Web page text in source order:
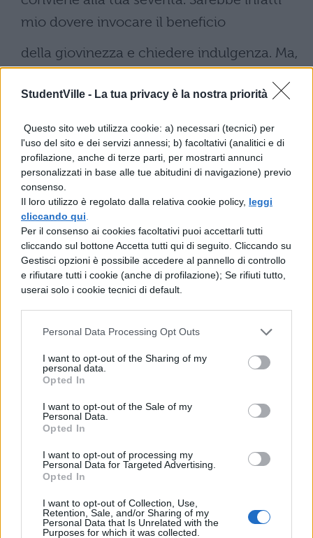
StudentVille - La tua privacy è la nostra priorità
Questo sito web utilizza cookie: a) necessari (tecnici) per
l'uso del sito e dei servizi annessi; b) facoltativi (analitici e di
profilazione, anche di terze parti, per mostrarti annunci
personalizzati in base alle tue abitudini di navigazione) previo
consenso.
Il loro utilizzo è regolato dalla relativa cookie policy, leggi
cliccando qui
Per il consenso ai cookies facoltativi puoi accettarli tutti
cliccando sul bottone Accetta tutti qui di seguito. Cliccando su
Gestisci opzioni è possibile accedere al pannello di controllo
e rifiutare tutti i cookie (anche di profilazione); Se rifiuti tutto,
userai solo i cookie tecnici di default.
Personal Data Processing Opt Outs
I want to opt-out of the Sharing of my
personal data.
Opted In
I want to opt-out of the Sale of my
Personal Data.
Opted In
I want to opt-out of processing my
Personal Data for Targeted Advertising.
Opted In
I want to opt-out of Collection, Use,
Retention, Sale, and/or Sharing of my
Personal Data that Is Unrelated with the
Purposes for which it was collected.
mio dovere invocare il beneficio
della giovinezza e chiedere indulgenza. Ma,
niente delle scappatoie dell'età,
rinuncio ai diritti concessi a tutti; chiedo
soltanto che, se in questi tempi l'ostilità che
vedo essere grande contro i
debiti, la sfacciataggine, la corruzione dei
giovani, è comune, tuttavia fate in modo
che non lo nuocciano le colpe degli
altri, i vizi dell'età e dei nostri tempi. Ed io
disposto a rispondere con grandissimo
impegno alle accuse che sono state rivolte
in particolare contro di lui. Ma le accuse
sono due: l'oro ed il veleno; né
l'una né l'altra si trova una persona. L'oro
preso da Clodia, il veleno cercato per
essere dato a Clodia, così si
dice. Tutte le altre non sono accuse ma
maldicenze, più adatte ad una disputa